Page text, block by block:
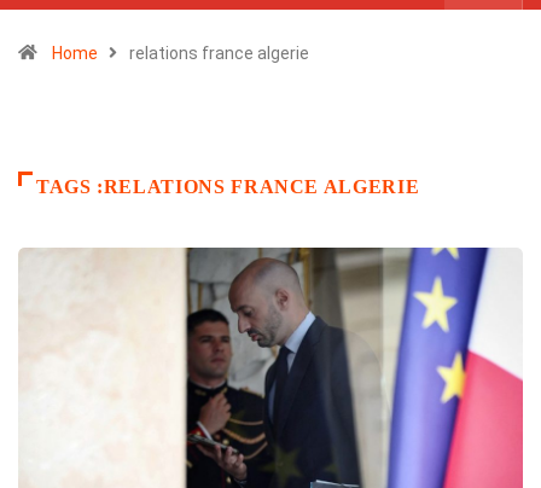
Home relations france algerie
TAGS :RELATIONS FRANCE ALGERIE